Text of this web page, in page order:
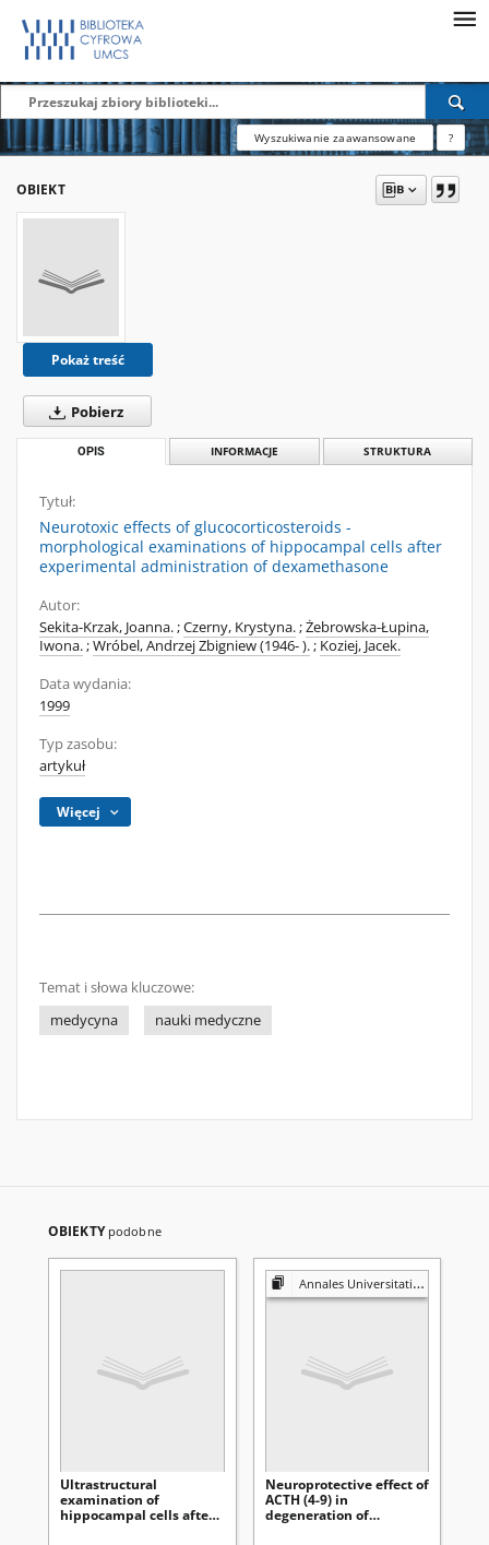
Wyszukiwanie zaawansowane ?
OBIEKT
Pokaż treść
Pobierz
OPIS INFORMACJE STRUKTURA
Tytuł:
Neurotoxic effects of glucocorticosteroids -
morphological examinations of hippocampal cells after
experimental administration of dexamethasone
Autor:
Sekita-Krzak, Joanna.;Czerny, Krystyna.;Żebrowska-Łupina,
Iwona.;Wróbel, Andrzej Zbigniew (1946- ).; Koziej, Jacek.
Data wydania:
1999
Typ zasobu:
artykuł
Więcej
Temat i słowa kluczowe:
medycyna
nauki medyczne
OBIEKTY podobne
Ultrastructural
examination of
hippocampal cells after
Annales Universitatis Mariae Curie-Skłodowska. Sectio D, Medicina
Neuroprotective effect of
ACTH (4-9) in
degeneration of